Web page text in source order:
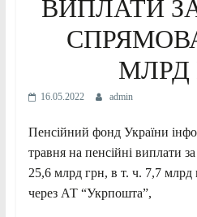
ВИПЛАТИ
МЛРД
16.05.2022 admin
Пенсійний фонд України
травня на пенсійні виплати
25,6 млрд грн, в т. ч. 7,7 млрд
через АТ “Укрпошта”,